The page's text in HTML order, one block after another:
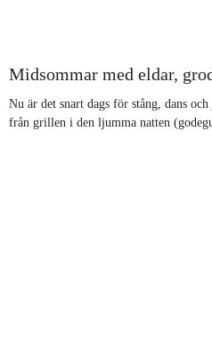
​Midsommar med eldar,
Nu är det snart dags för stång, dans
från grillen i den ljumma natten